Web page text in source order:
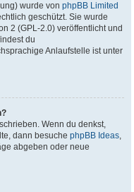
wurde vonphpBB Limited
geschützt. Sie wurde
2 (GPL-2.0) veröffentlicht und
du
Anlaufstelle ist unter
Wenn du denkst,
dann besuchephpBB Ideas,
abgeben oder neue